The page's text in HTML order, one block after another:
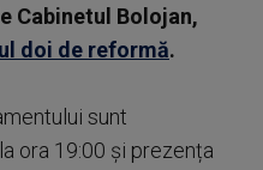
Cabinetul Bolojan,
doi de reformă.
sunt
ora 19:00 și prezența